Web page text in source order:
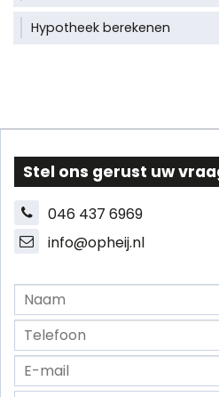
Hypotheek berekenen
Stel ons gerust uw
046 437 6969
info@opheij.nl